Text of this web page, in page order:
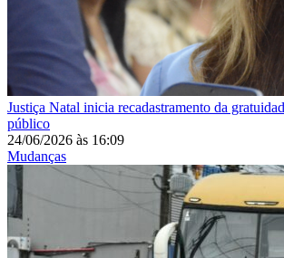
Justiça Natal inicia recadastramento da
público
24/06/2026 às 16:09
Mudanças